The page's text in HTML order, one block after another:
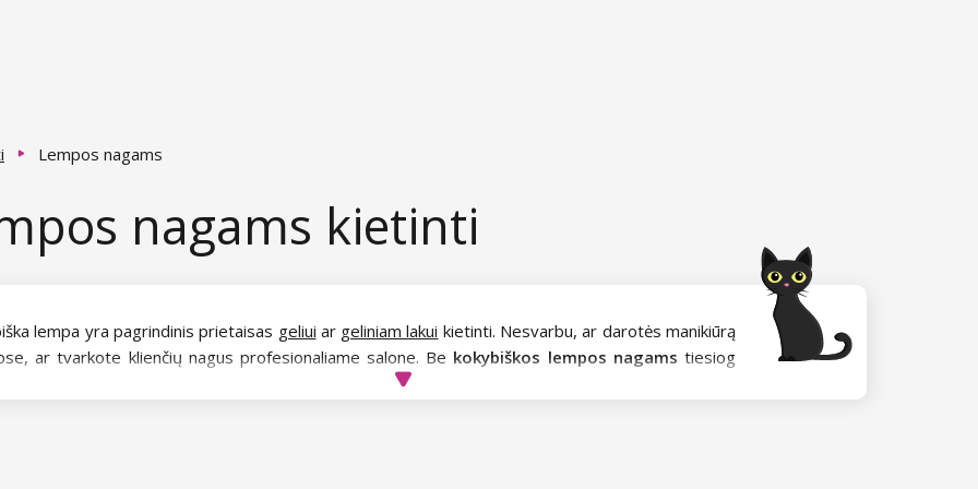
Lempos nagams
nagams kietinti
lempa yra pagrindinis prietaisas geliui ar geliniam lakui kietinti. Nesvarbu, ar darotės manikiūrą
ar tvarkote klienčių nagus profesionaliame salone. Be kokybiškos lempos nagams tiesiog